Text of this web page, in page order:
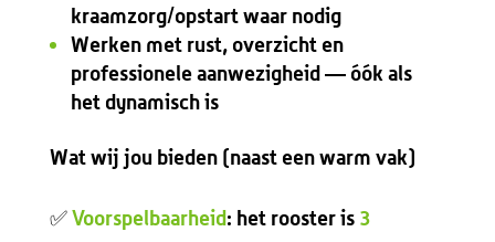
kraamzorg/opstart waar nodig
Werken met rust, overzicht en
professionele aanwezigheid — óók als
het dynamisch is
Wat wij jou bieden (naast een warm vak)
✅Voorspelbaarheid: het rooster is 3